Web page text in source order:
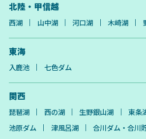
北陸・甲信越
西湖 山中湖 河口湖 木崎湖
東海
入鹿池 七色ダム
関西
琵琶湖 西の湖 生野銀山湖 東条
池原ダム
津風呂湖 合川ダム・合川